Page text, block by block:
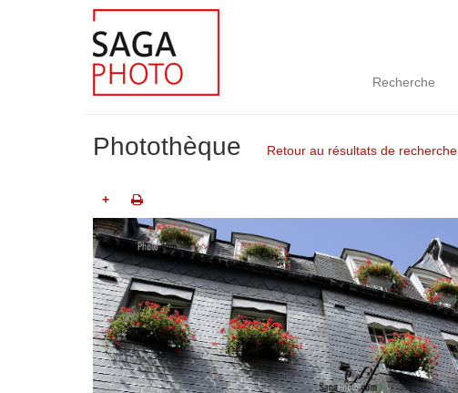
Recherche
Photothèque Retour au résultats de recherche
+